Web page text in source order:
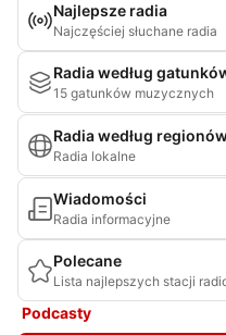
Najlepsze radia
Najczęściej słuchane radia
Radia według
15 gatunków muzycznych
Radia według
Radia lokalne
Wiadomości
Radia informacyjne
Polecane
Lista najlepszych stacji
Podcasty